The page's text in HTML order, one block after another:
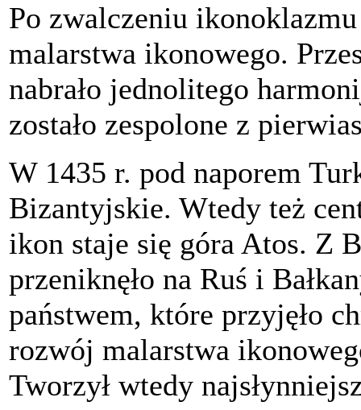
Po zwalczeniu
malarstwa ikonowego.
nabrało jednolitego
zostało zespolone z
W 1435 r. pod naporem
Bizantyjskie. Wtedy też
ikon staje się góra Atos. Z
przeniknęło na Ruś i
państwem, które przyjęło
rozwój malarstwa
Tworzył wtedy